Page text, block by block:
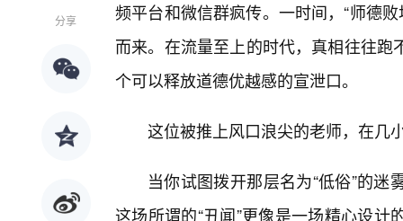
分享
频平台和微信群疯传。一时间，“师德
而来。在流量至上的时代，真相往往
个可以释放道德优越感的宣泄口。
这位被推上风口浪尖的老师，在几
当你试图拨开那层名为“低俗”的
这场所谓的“丑闻”更像是一场精心设